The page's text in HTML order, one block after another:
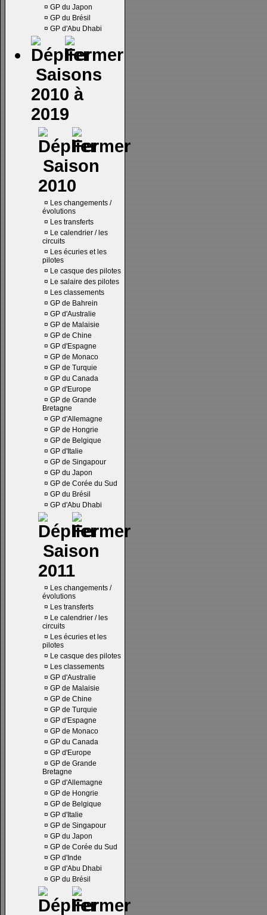
¤ GP du Japon
¤ GP du Brésil
¤ GP d'Abu Dhabi
Saisons
2010 à
2019
Saison
2010
¤ Les changements /
évolutions
¤ Les transferts
¤ Le calendrier / les
circuits
¤ Les écuries et les
pilotes
¤ Le casque des pilotes
¤ Le salaire des pilotes
¤ Les classements
¤ GP de Bahrein
¤ GP d'Australie
¤ GP de Malaisie
¤ GP de Chine
¤ GP d'Espagne
¤ GP de Monaco
¤ GP de Turquie
¤ GP du Canada
¤ GP d'Europe
¤ GP de Grande
Bretagne
¤ GP d'Allemagne
¤ GP de Hongrie
¤ GP de Belgique
¤ GP d'Italie
¤ GP de Singapour
¤ GP du Japon
¤ GP de Corée du Sud
¤ GP du Brésil
¤ GP d'Abu Dhabi
Saison
2011
¤ Les changements /
évolutions
¤ Les transferts
¤ Le calendrier / les
circuits
¤ Les écuries et les
pilotes
¤ Le casque des pilotes
¤ Les classements
¤ GP d'Australie
¤ GP de Malaisie
¤ GP de Chine
¤ GP de Turquie
¤ GP d'Espagne
¤ GP de Monaco
¤ GP du Canada
¤ GP d'Europe
¤ GP de Grande
Bretagne
¤ GP d'Allemagne
¤ GP de Hongrie
¤ GP de Belgique
¤ GP d'Italie
¤ GP de Singapour
¤ GP du Japon
¤ GP de Corée du Sud
¤ GP d'Inde
¤ GP d'Abu Dhabi
¤ GP du Brésil